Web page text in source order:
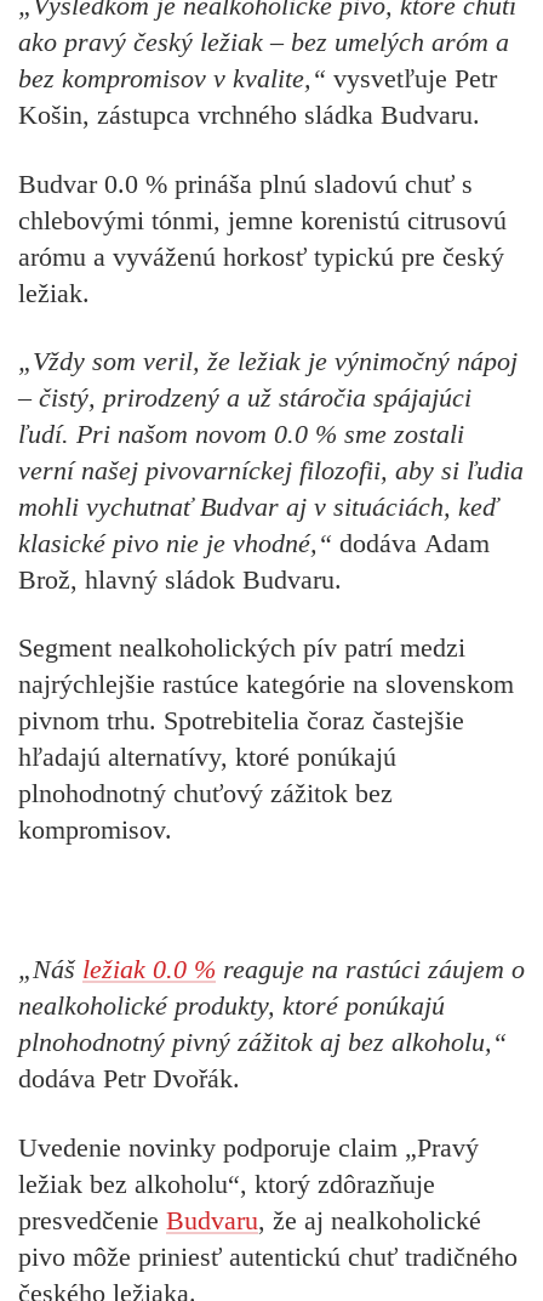
ako pravý český ležiak – bez umelých aróm a
bez kompromisov v kvalite,“ vysvetľuje Petr
Košin, zástupca vrchného sládka Budvaru.
Budvar 0.0 % prináša plnú sladovú chuť s
chlebovými tónmi, jemne korenistú citrusovú
arómu a vyváženú horkosť typickú pre český
ležiak.
„Vždy som veril, že ležiak je výnimočný nápoj
– čistý, prirodzený a už stáročia spájajúci
ľudí. Pri našom novom 0.0 % sme zostali
verní našej pivovarníckej filozofii, aby si ľudia
mohli vychutnať Budvar aj v situáciách, keď
klasické pivo nie je vhodné,“ dodáva Adam
Brož, hlavný sládok Budvaru.
Segment nealkoholických pív patrí medzi
najrýchlejšie rastúce kategórie na slovenskom
pivnom trhu. Spotrebitelia čoraz častejšie
hľadajú alternatívy, ktoré ponúkajú
plnohodnotný chuťový zážitok bez
kompromisov.
„Náš ležiak 0.0 % reaguje na rastúci záujem o
nealkoholické produkty, ktoré ponúkajú
plnohodnotný pivný zážitok aj bez alkoholu,“
dodáva Petr Dvořák.
Uvedenie novinky podporuje claim „Pravý
ležiak bez alkoholu“, ktorý zdôrazňuje
presvedčenie Budvaru, že aj nealkoholické
pivo môže priniesť autentickú chuť tradičného
českého ležiaka.